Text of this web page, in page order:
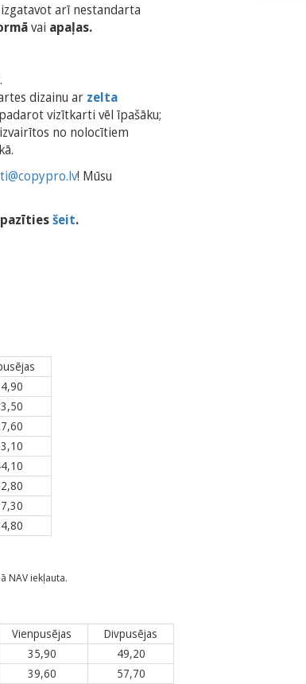
arī nestandarta
vai apaļas.
.
dizainu ar zelta
vizītkarti vēl īpašāku;
no nolocītiem
! Mūsu
šeit.
NAV iekļauta.
Vienpusējas
Divpusējas
35,90
49,20
39,60
57,70